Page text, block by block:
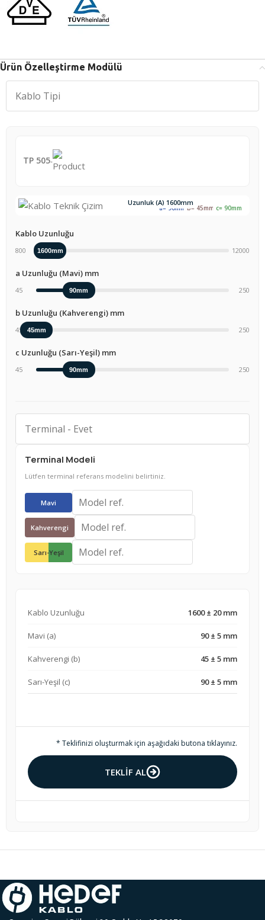
Ürün Özelleştirme Modülü
TP 505-
a= 90mm b= 45mm c=90mm
Uzunluk (A)1600mm
Kablo Uzunluğu
800 1600mm 12000
a Uzunluğu (Mavi) mm
45 90mm 250
b Uzunluğu (Kahverengi) mm
45 45mm 250
c Uzunluğu (Sarı-Yeşil) mm
45 90mm 250
Terminal Modeli
Lütfen terminal referans modelini belirtiniz.
Mavi
Kahverengi
Sarı-Yeşil
Kablo Uzunluğu 1600± 20 mm
Mavi (a) 90± 5 mm
Kahverengi (b) 45 ± 5 mm
Sarı-Yeşil (c) 90± 5 mm
* Teklifinizi oluşturmak için aşağıdaki butona tıklayınız.
TEKLİF AL